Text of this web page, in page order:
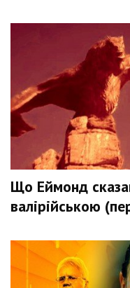
Що Еймонд
валірійською